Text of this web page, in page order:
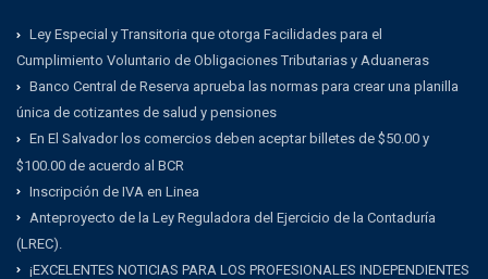
Ley Especial y Transitoria que otorga Facilidades para el
Cumplimiento Voluntario de Obligaciones Tributarias y Aduaneras
Banco Central de Reserva aprueba las normas para crear una planilla
única de cotizantes de salud y pensiones
En El Salvador los comercios deben aceptar billetes de $50.00 y
$100.00 de acuerdo al BCR
Inscripción de IVA en Linea
Anteproyecto de la Ley Reguladora del Ejercicio de la Contaduría
(LREC).
¡EXCELENTES NOTICIAS PARA LOS PROFESIONALES INDEPENDIENTES